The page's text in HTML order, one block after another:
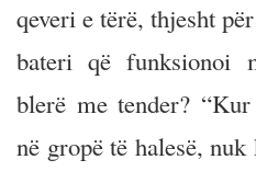
qeveri e tërë, thjesht
bateri që funksionoi
blerë me tender?
në gropë të halesë, nuk